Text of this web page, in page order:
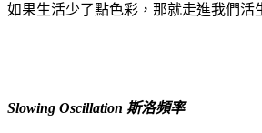
如果生活少了點色彩，那就走進我們活
Slowing Oscillation 斯洛頻率